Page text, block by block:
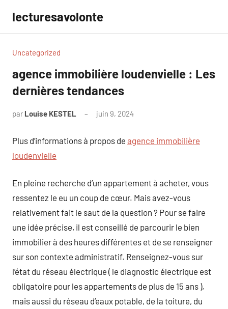
contenu
lecturesavolonte
Uncategorized
agence immobilière loudenvielle : Les
dernières tendances
par Louise KESTEL juin 9, 2024
Plus d’informations à propos de agence immobilière
loudenvielle
En pleine recherche d’un appartement à acheter, vous
ressentez le eu un coup de cœur. Mais avez-vous
relativement fait le saut de la question ? Pour se faire
une idée précise, il est conseillé de parcourir le bien
immobilier à des heures différentes et de se renseigner
sur son contexte administratif. Renseignez-vous sur
l’état du réseau électrique ( le diagnostic électrique est
obligatoire pour les appartements de plus de 15 ans ),
mais aussi du réseau d’eaux potable, de la toiture, du